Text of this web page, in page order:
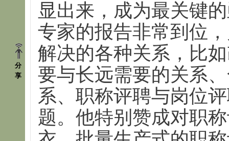
分
享
显出来，成为最关键
专家的报告非常到位
解决的各种关系，比
要与长远需要的关系
系、职称评聘与岗位
题。他特别赞成对职